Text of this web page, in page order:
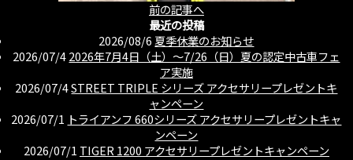
前の記事へ
最近の投稿
2026/08/6 夏季休業のお知らせ
2026/07/42026年7月4日（土）〜7/26（日）夏の認定中古車フェ
ア実施
2026/07/4STREET TRIPLE シリーズ アクセサリープレゼントキ
ャンペーン
2026/07/1 トライアンフ 660シリーズ アクセサリープレゼントキャ
ンペーン
2026/07/1 TIGER 1200 アクセサリープレゼントキャンペーン